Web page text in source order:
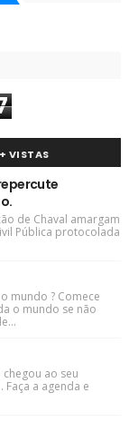
+ VISTAS
de Chaval amargam
Pública protocolada
mundo ? Comece
o mundo se não
ao seu
Faça a agenda e